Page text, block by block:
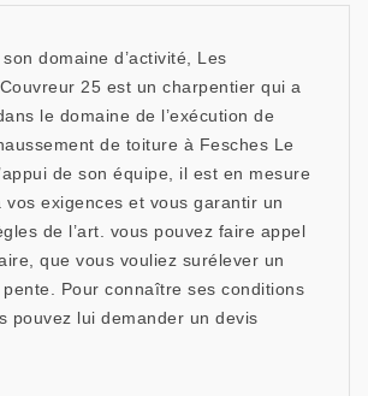
domaine d’activité, Les
25 est un charpentier qui a
le domaine de l’exécution de
de toiture à Fesches Le
de son équipe, il est en mesure
vos exigences et vous garantir un
de l’art. vous pouvez faire appel
que vous vouliez surélever un
Pour connaître ses conditions
pouvez lui demander un devis